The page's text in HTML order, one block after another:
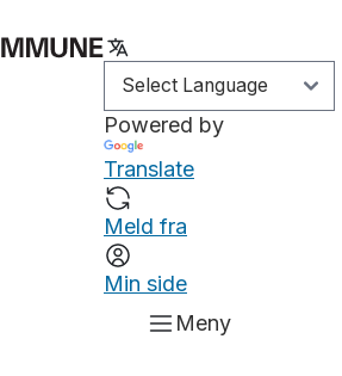
Powered by
Translate
Meld fra
Min side
Meny